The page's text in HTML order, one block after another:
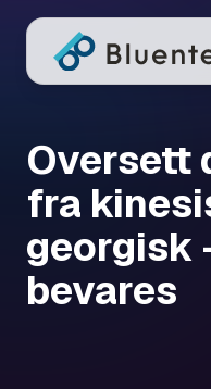
Oversett
fra
georgisk
bevares